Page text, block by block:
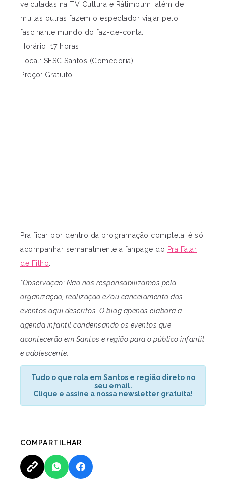
veiculadas na TV Cultura e Rátimbum, além de
muitas outras fazem o espectador viajar pelo
fascinante mundo do faz-de-conta.
Horário: 17 horas
Local: SESC Santos (Comedoria)
Preço: Gratuito
Pra ficar por dentro da programação completa, é só
acompanhar semanalmente a fanpage do Pra Falar
de Filho.
*Observação: Não nos responsabilizamos pela
organização, realização e/ou cancelamento dos
eventos aqui descritos. O blog apenas elabora a
agenda infantil condensando os eventos que
acontecerão em Santos e região para o público infantil
e adolescente.
Tudo o que rola em Santos e região direto no
seu email.
Clique e assine a nossa newsletter gratuita!
COMPARTILHAR